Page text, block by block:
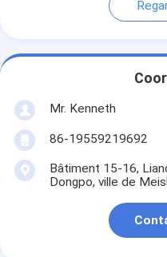
Mr. Kenneth
86-19559219692
Bâtiment 15-16,
Dongpo, ville de